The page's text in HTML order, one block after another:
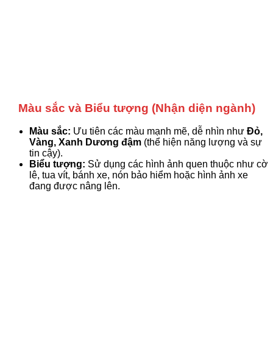
Màu sắc và Biểu tượng (Nhận diện ngành)
Màu sắc: Ưu tiên các màu mạnh mẽ, dễ nhìn như Đỏ,
Vàng, Xanh Dương đậm (thể hiện năng lượng và sự
tin cậy).
Biểu tượng: Sử dụng các hình ảnh quen thuộc như cờ
lê, tua vít, bánh xe, nón bảo hiểm hoặc hình ảnh xe
đang được nâng lên.